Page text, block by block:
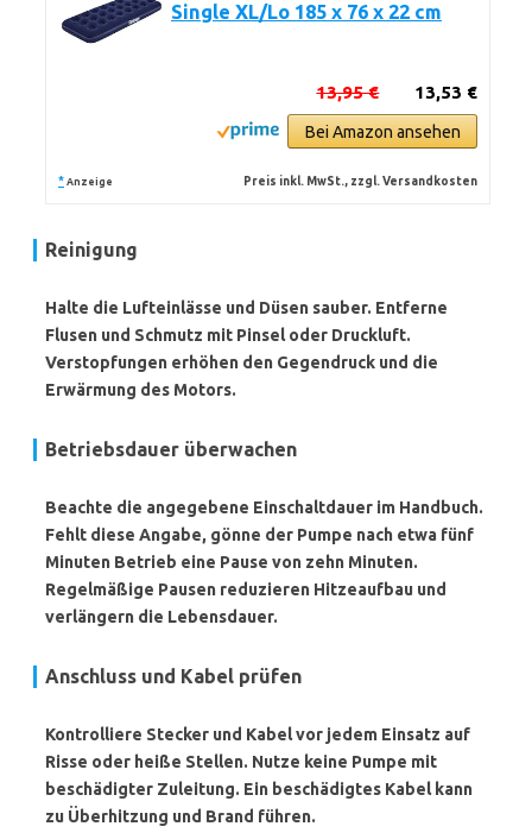
Single XL/Lo 185 x 76 x 22 cm
13,53 €
13,95 €
Bei Amazon ansehen
* Anzeige Preis inkl. MwSt., zzgl. Versandkosten
Reinigung
Halte die Lufteinlässe und Düsen sauber. Entferne
Flusen und Schmutz mit Pinsel oder Druckluft.
Verstopfungen erhöhen den Gegendruck und die
Erwärmung des Motors.
Betriebsdauer überwachen
Beachte die angegebene Einschaltdauer im Handbuch.
Fehlt diese Angabe, gönne der Pumpe nach etwa fünf
Minuten Betrieb eine Pause von zehn Minuten.
Regelmäßige Pausen reduzieren Hitzeaufbau und
verlängern die Lebensdauer.
Anschluss und Kabel prüfen
Kontrolliere Stecker und Kabel vor jedem Einsatz auf
Risse oder heiße Stellen. Nutze keine Pumpe mit
beschädigter Zuleitung. Ein beschädigtes Kabel kann
zu Überhitzung und Brand führen.